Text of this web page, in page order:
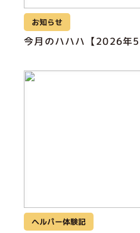
お知らせ
今月のハハハ【2026年5
ヘルパー体験記